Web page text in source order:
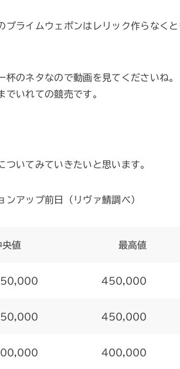
プライムウェポンはレリック作らなくと
杯のネタなので動画を見てくださいね。
でいれての競売です。
いてみていきたいと思います。
アップ前日（リヴァ鯖調べ）
央値 最高値
450,000
450,000
400,000